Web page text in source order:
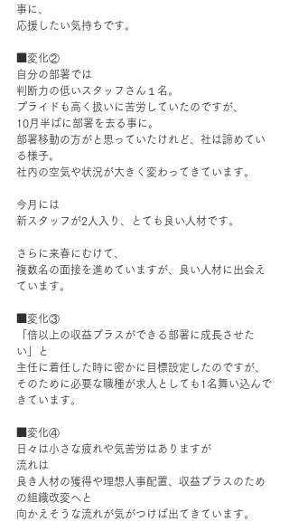
事に、
応援したい気持ちです。
■変化②
自分の部署では
判断力の低いスタッフさん１名。
プライドも高く扱いに苦労していたのですが、
10月半ばに部署を去る事に。
部署移動の方がと思っていたけれど、社は諦めてい
る様子。
社内の空気や状況が大きく変わってきています。
今月には
新スタッフが2人入り、とても良い人材です。
さらに来春にむけて、
複数名の面接を進めていますが、良い人材に出会え
ています。
■変化③
「倍以上の収益プラスができる部署に成長させた
い」と
主任に着任した時に密かに目標設定したのですが、
そのために必要な職種が求人としても1名舞い込んで
きています。
■変化④
日々は小さな疲れや気苦労はありますが
流れは
良き人材の獲得や理想人事配置、収益プラスのため
の組織改変へと
向かえそうな流れが気がつけば出てきています。